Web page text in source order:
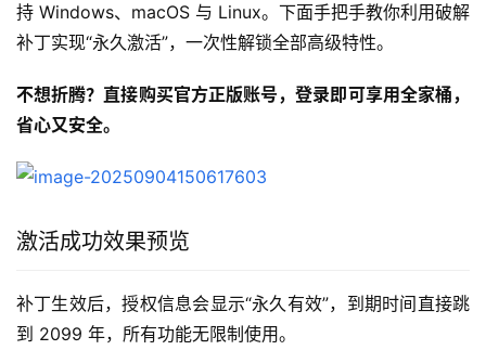
持 Windows、macOS 与 Linux。下面手把手教你利用破解
补丁实现“永久激活”，一次性解锁全部高级特性。
不想折腾？直接购买官方正版账号，登录即可享用全家桶，
省心又安全。
激活成功效果预览
补丁生效后，授权信息会显示“永久有效”，到期时间直接跳
到 2099 年，所有功能无限制使用。